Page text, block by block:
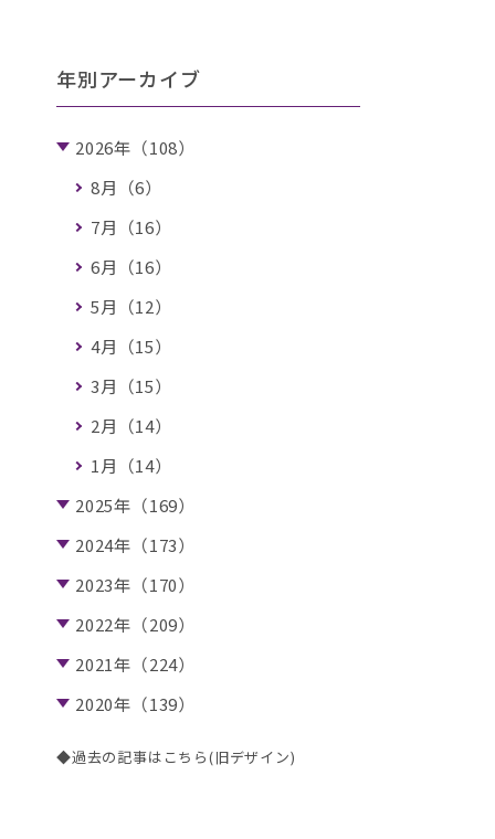
年別アーカイブ
2026年（108）
8月（6）
7月（16）
6月（16）
5月（12）
4月（15）
3月（15）
2月（14）
1月（14）
2025年（169）
2024年（173）
2023年（170）
2022年（209）
2021年（224）
2020年（139）
◆過去の記事はこちら(旧デザイン)